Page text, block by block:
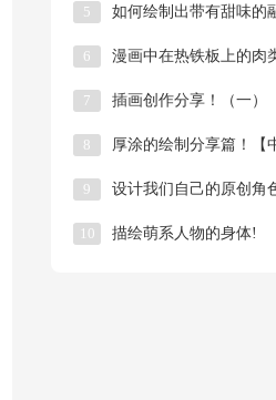
5 如何绘制出带有甜味的
6 漫画中在热铁板上的肉
7 插画创作分享！（一）
8 厚涂的绘制分享篇！【
9 设计我们自己的原创角
10 描绘萌系人物的身体!